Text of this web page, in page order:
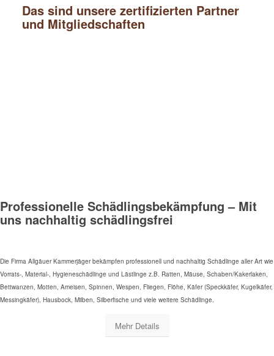
Das sind unsere zertifizierten Partner
und Mitgliedschaften
Professionelle Schädlingsbekämpfung – Mit
uns nachhaltig schädlingsfrei
Die Firma Allgäuer Kammerjäger bekämpfen professionell und nachhaltig Schädlinge aller Art wie
Vorrats-, Material-, Hygieneschädlinge und Lästlinge z.B. Ratten, Mäuse, Schaben/Kakerlaken,
Bettwanzen, Motten, Ameisen, Spinnen, Wespen, Fliegen, Flöhe, Käfer (Speckkäfer, Kugelkäfer,
Messingkäfer), Hausbock, Milben, Silberfische und viele weitere Schädlinge.
Mehr Details